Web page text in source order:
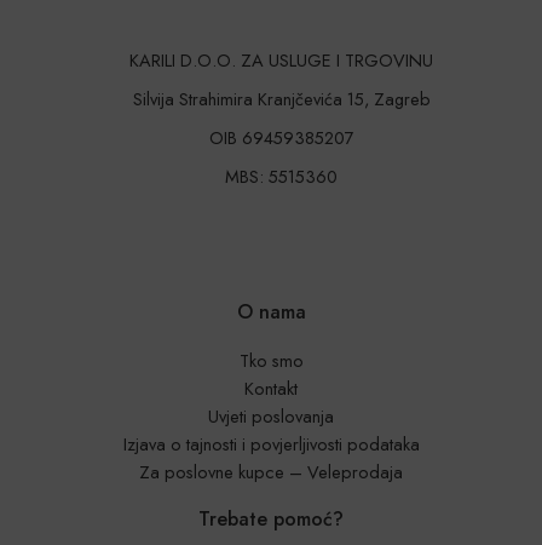
KARILI D.O.O. ZA USLUGE I TRGOVINU
Silvija Strahimira Kranjčevića 15, Zagreb
OIB 69459385207
MBS: 5515360
O nama
Tko smo
Kontakt
Uvjeti poslovanja
Izjava o tajnosti i povjerljivosti podataka
Za poslovne kupce – Veleprodaja
Trebate pomoć?